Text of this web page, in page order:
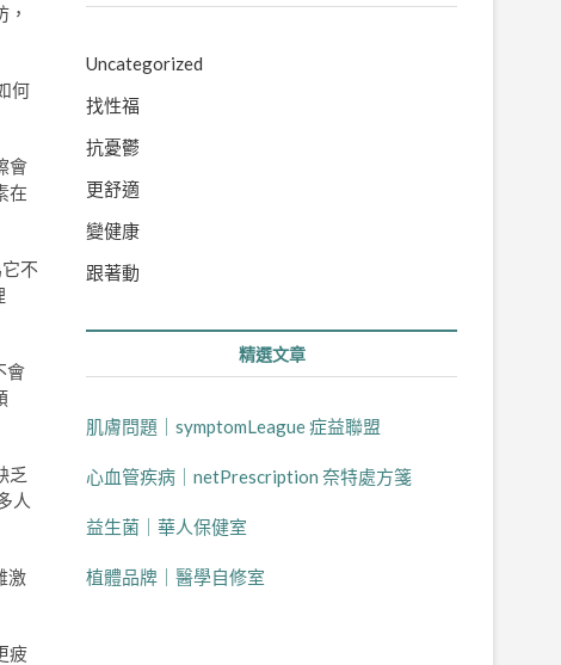
何
會
在
不
會
乏
人
激
疲
Uncategorized
找性福
抗憂鬱
更舒適
變健康
跟著動
精選文章
肌膚問題｜symptomLeague 症益聯盟
心血管疾病｜netPrescription 奈特處方箋
益生菌｜華人保健室
植體品牌｜醫學自修室